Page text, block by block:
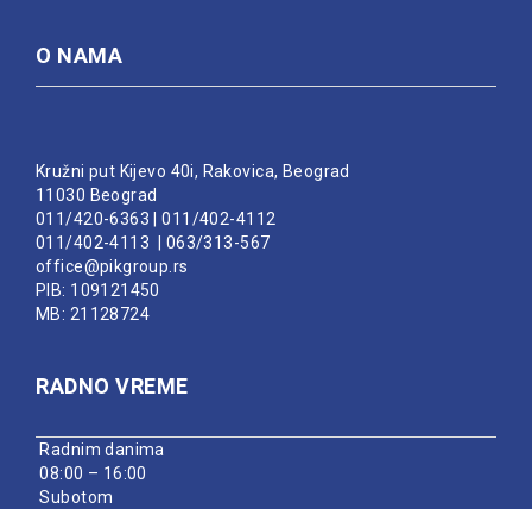
O NAMA
Kružni put Kijevo 40i, Rakovica, Beograd
11030 Beograd
011/420-6363 |011/402-4112
011/402-4113 | 063/313-567
office@pikgroup.rs
PIB: 109121450
MB: 21128724
RADNO VREME
Radnim danima
08:00 – 16:00
Subotom